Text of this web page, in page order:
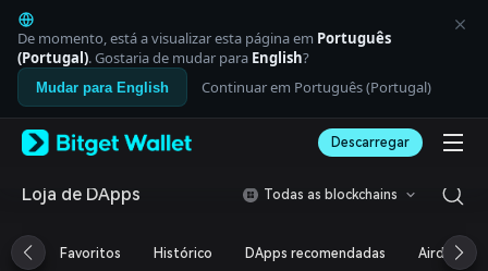
English
日本語
Tiếng Việt
Русский
Español (Latinoamérica)
Italiano
Deutsch
繁體中文
Português (Portugal)
De momento, está a visualizar esta página em Português
(Portugal). Gostaria de mudar para English?
Mudar para English Continuar em Português (Portugal)
Descarregar
Loja de DApps Todas as blockchains
Favoritos Histórico DApps recomendadas Airdrop